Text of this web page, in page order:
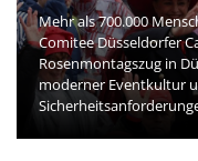
Mehr als 700.000
Comitee Düsseldorfer
Rosenmontagszug in
moderner Eventkultur